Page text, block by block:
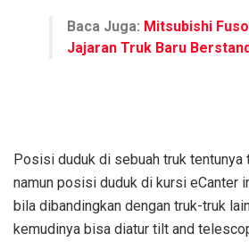
Baca Juga: Mitsubishi
Jajaran Truk Baru
Posisi duduk di sebuah truk tentunya
namun posisi duduk di kursi eCanter
bila dibandingkan dengan truk-truk
kemudinya bisa diatur tilt and